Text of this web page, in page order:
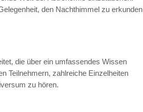
den Nachthimmel zu erkunden
die über ein umfassendes Wissen
Teilnehmern, zahlreiche Einzelheiten
zu hören.